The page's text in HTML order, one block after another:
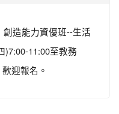
造能力資優班--生活
11:00至教務
迎報名。